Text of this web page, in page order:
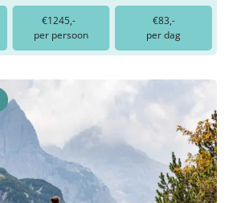
€1245,-
per persoon
€83,-
per dag